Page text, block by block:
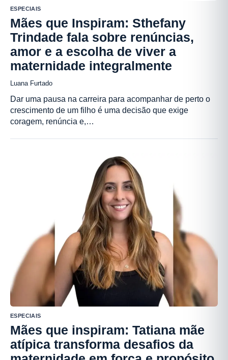
ESPECIAIS
Mães que Inspiram: Sthefany
Trindade fala sobre renúncias,
amor e a escolha de viver a
maternidade integralmente
Luana Furtado
Dar uma pausa na carreira para acompanhar de perto o
crescimento de um filho é uma decisão que exige
coragem, renúncia e,…
ESPECIAIS
Mães que inspiram: Tatiana mãe
atípica transforma desafios da